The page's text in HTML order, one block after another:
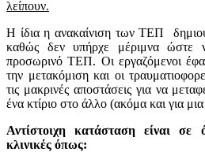
λείπουν.
Η ίδια η ανακαίνιση των ΤΕΠ
καθώς δεν υπήρχε μέριμνα ώστε
προσωρινό ΤΕΠ. Οι εργαζόμενοι
την μετακόμιση και οι
τις μακρινές αποστάσεις για να
ένα κτίριο στο άλλο (ακόμα και για
Αντίστοιχη κατάσταση είναι
κλινικές όπως: